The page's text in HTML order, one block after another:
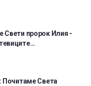
Свети пророк Илия -
Почитаме Света